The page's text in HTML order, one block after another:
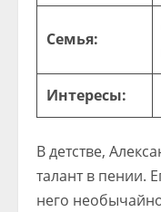
Семья:
Интересы:
В детстве,
талант в пении.
него